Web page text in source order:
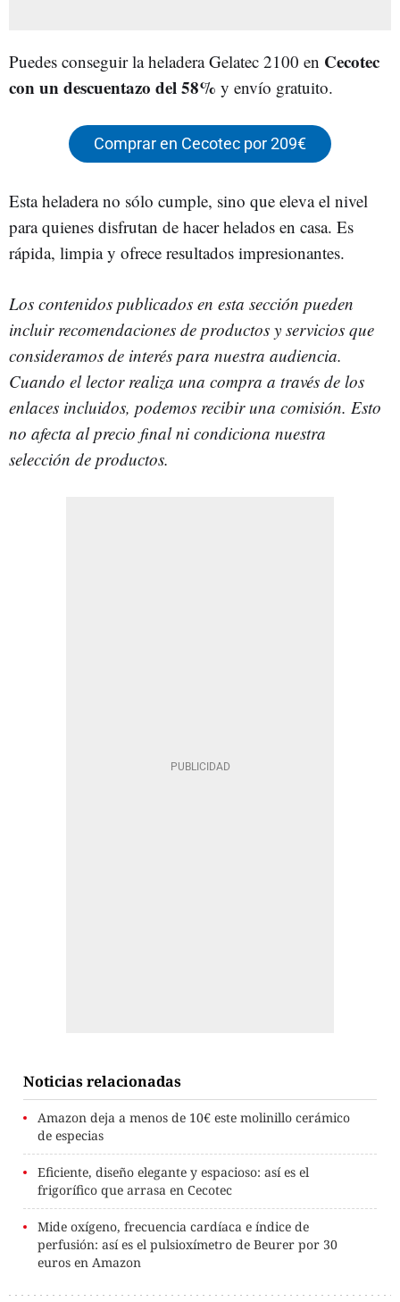
Puedes conseguir la heladera Gelatec 2100 en Cecotec
con un descuentazo del 58% y envío gratuito.
Comprar en Cecotec por 209€
Esta heladera no sólo cumple, sino que eleva el nivel
para quienes disfrutan de hacer helados en casa. Es
rápida, limpia y ofrece resultados impresionantes.
Los contenidos publicados en esta sección pueden
incluir recomendaciones de productos y servicios que
consideramos de interés para nuestra audiencia.
Cuando el lector realiza una compra a través de los
enlaces incluidos, podemos recibir una comisión. Esto
no afecta al precio final ni condiciona nuestra
selección de productos.
Noticias relacionadas
Amazon deja a menos de 10€ este molinillo cerámico
de especias
Eficiente, diseño elegante y espacioso: así es el
frigorífico que arrasa en Cecotec
Mide oxígeno, frecuencia cardíaca e índice de
perfusión: así es el pulsioxímetro de Beurer por 30
euros en Amazon